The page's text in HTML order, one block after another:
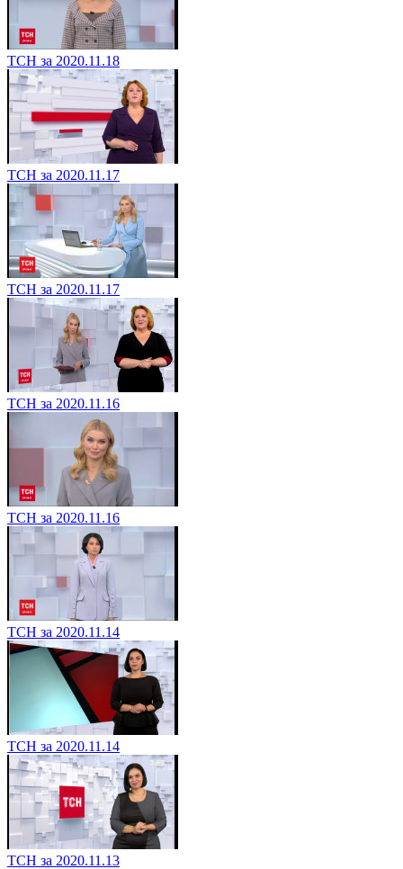
ТСН за 2020.11.18
ТСН за 2020.11.17
ТСН за 2020.11.17
ТСН за 2020.11.16
ТСН за 2020.11.16
ТСН за 2020.11.14
ТСН за 2020.11.14
ТСН за 2020.11.13